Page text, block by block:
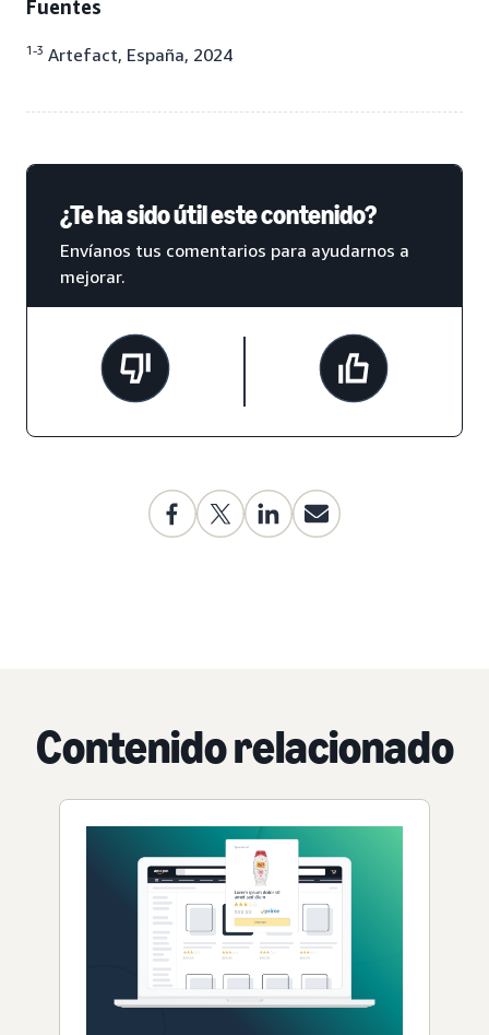
Fuentes
1-3 Artefact, España, 2024
¿Te ha sido útil este contenido?
Envíanos tus comentarios para ayudarnos a
mejorar.
Contenido relacionado